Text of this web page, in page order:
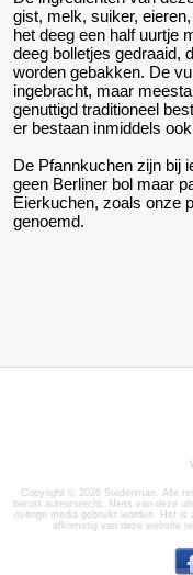
gist, melk, suiker,
het deeg een half uurtje
deeg bolletjes gedraaid,
worden gebakken. De
ingebracht, maar
genuttigd traditioneel
er bestaan inmiddels
De Pfannkuchen zijn bij
geen Berliner bol maar
Eierkuchen, zoals onze
genoemd.
Copyright © 2026 Stedenman. Alle
berust auteursrecht. Niets van deze
overige media gebruikt worden. Het
afkomstig van deze website